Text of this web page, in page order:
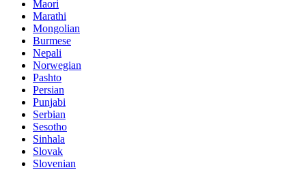
Maori
Marathi
Mongolian
Burmese
Nepali
Norwegian
Pashto
Persian
Punjabi
Serbian
Sesotho
Sinhala
Slovak
Slovenian